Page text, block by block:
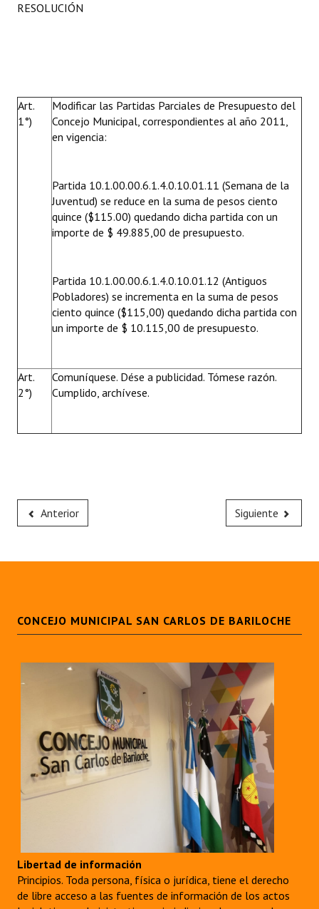
REFORMA DE LA CARTA ORGÁNICA
RESOLUCIÓN
Art.
1°)
Modificar las Partidas Parciales de Presupuesto del
Concejo Municipal, correspondientes al año 2011,
en vigencia:
Partida 10.1.00.00.6.1.4.0.10.01.11 (Semana de la
Juventud) se reduce en la suma de pesos ciento
quince ($115.00) quedando dicha partida con un
importe de $ 49.885,00 de presupuesto.
Partida 10.1.00.00.6.1.4.0.10.01.12 (Antiguos
Pobladores) se incrementa en la suma de pesos
ciento quince ($115,00) quedando dicha partida con
un importe de $ 10.115,00 de presupuesto.
Art.
2°)
Comuníquese. Dése a publicidad. Tómese razón.
Cumplido, archívese.
Anterior Siguiente
CONCEJO MUNICIPAL SAN CARLOS DE BARILOCHE
Libertad de información
Principios. Toda persona, física o jurídica, tiene el derecho
de libre acceso a las fuentes de información de los actos